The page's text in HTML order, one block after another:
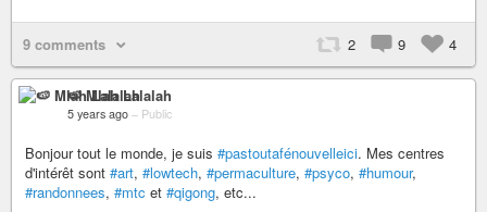
9 comments 2 9 4
🍉 Mlah Lalalah
5 years ago – Public
Bonjour tout le monde, je suis #pastoutafénouvelleici. Mes centres
d'intérêt sont #art, #lowtech, #permaculture, #psyco, #humour,
#randonnees, #mtc et #qigong, etc...